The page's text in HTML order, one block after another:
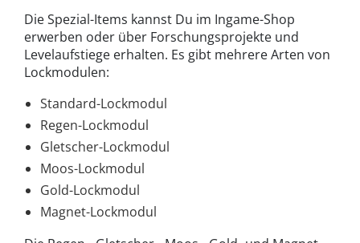
Die Spezial-Items kannst Du im Ingame-Shop
erwerben oder über Forschungsprojekte und
Levelaufstiege erhalten. Es gibt mehrere Arten von
Lockmodulen:
Standard-Lockmodul
Regen-Lockmodul
Gletscher-Lockmodul
Moos-Lockmodul
Gold-Lockmodul
Magnet-Lockmodul